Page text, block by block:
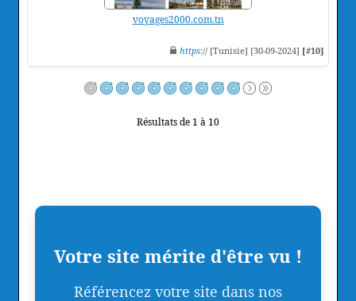
voyages2000.com.tn
https:// [Tunisie] [30-09-2024] [#10]
Résultats de 1 à 10
Votre site mérite d'être vu !
Référencez votre site dans nos